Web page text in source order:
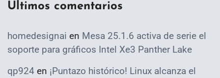
Ultimos comentarios
homedesignai en Mesa 25.1.6 activa de serie el
soporte para gráficos Intel Xe3 Panther Lake
qp924 en ¡Puntazo histórico! Linux alcanza el